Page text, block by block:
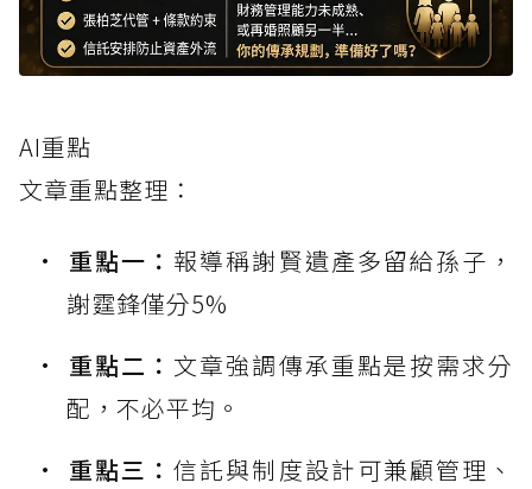
AI重點
文章重點整理：
重點一： 報導稱謝賢遺產多留給孫子，
謝霆鋒僅分5%
重點二： 文章強調傳承重點是按需求分
配，不必平均。
重點三：信託與制度設計可兼顧管理、